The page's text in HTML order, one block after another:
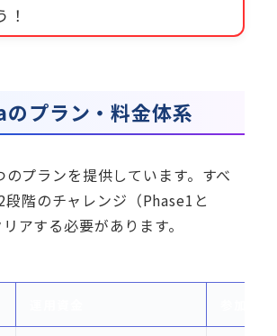
！
プラン・料金体系
プランを提供しています。すべ
階のチャレンジ（Phase1と
アする必要があります。